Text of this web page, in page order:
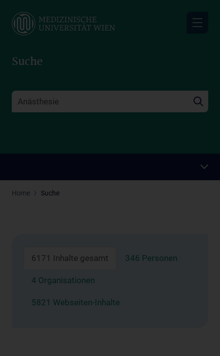
main
Suche
Home Suche
6171 Inhalte gesamt 346 Personen
4 Organisationen
5821 Webseiten-Inhalte